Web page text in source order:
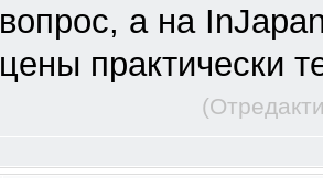
вопрос, а на
цены практически